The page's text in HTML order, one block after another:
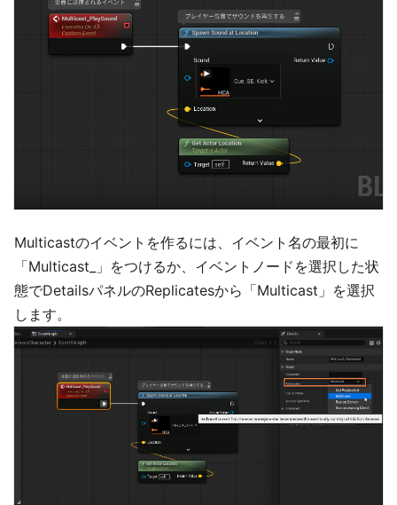
Multicastのイベントを作るには、イベント名の最初に
「Multicast_」をつけるか、イベントノードを選択した状
態でDetailsパネルのReplicatesから「Multicast」を選択
します。